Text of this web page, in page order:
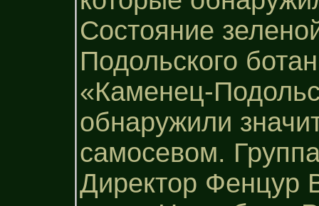
Состояние
Подольского
«Каменец-
обнаружили
самосевом.
Директор Фенцур